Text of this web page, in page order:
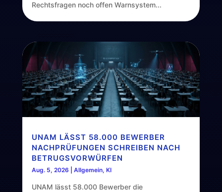
Rechtsfragen noch offen Warnsystem...
UNAM LÄSST 58.000 BEWERBER
NACHPRÜFUNGEN SCHREIBEN NACH
BETRUGSVORWÜRFEN
Aug. 5, 2026 Allgemein, KI
UNAM lässt 58.000 Bewerber die